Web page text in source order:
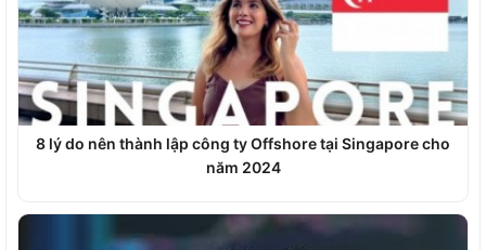
8 lý do nên thành lập công ty Offshore tại Singapore cho
năm 2024